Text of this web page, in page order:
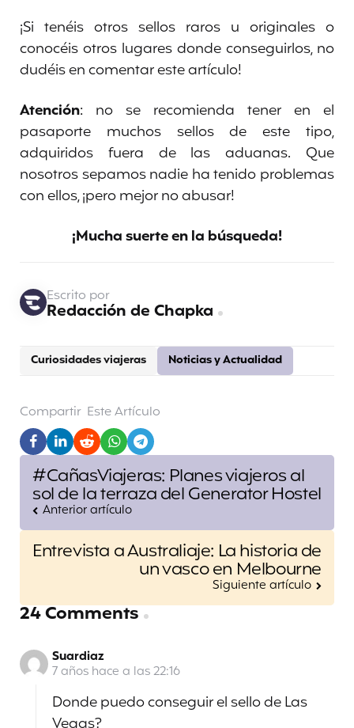
¡Si tenéis otros sellos raros u originales o
conocéis otros lugares donde conseguirlos, no
dudéis en comentar este artículo!
Atención: no se recomienda tener en el
pasaporte muchos sellos de este tipo,
adquiridos fuera de las aduanas. Que
nosotros sepamos nadie ha tenido problemas
con ellos, ¡pero mejor no abusar!
¡Mucha suerte en la búsqueda!
Curiosidades viajeras Noticias y Actualidad
Escrito por
Redacción de Chapka
Compartir Este Artículo
Post
navigation
#CañasViajeras: Planes viajeros al
sol de la terraza del Generator Hostel
Anterior artículo
Entrevista a Australiaje: La historia de
un vasco en Melbourne
Siguiente artículo
24 Comments
Suardiaz
7 años hace a las 22:16
Donde puedo conseguir el sello de Las